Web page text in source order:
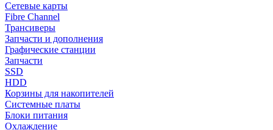
Сетевые карты
Fibre Channel
Трансиверы
Запчасти и дополнения
Графические станции
Запчасти
SSD
HDD
Корзины для накопителей
Системные платы
Блоки питания
Охлаждение